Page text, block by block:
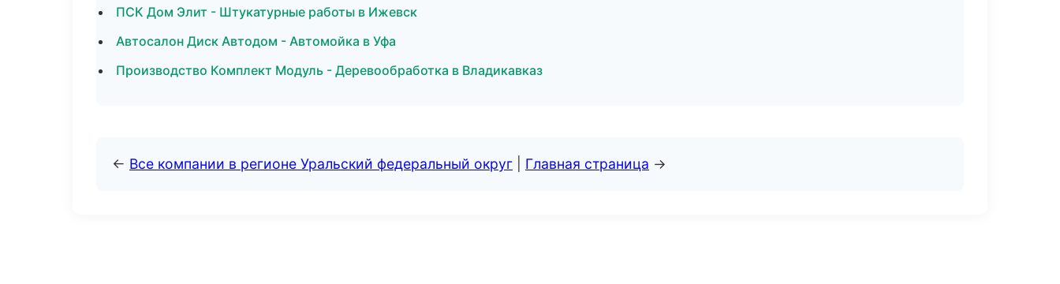
ПСК Дом Элит - Штукатурные работы в Ижевск
Автосалон Диск Автодом - Автомойка в Уфа
Производство Комплект Модуль - Деревообработка в Владикавказ
← Все компании в регионе Уральский федеральный округ Главная страница →